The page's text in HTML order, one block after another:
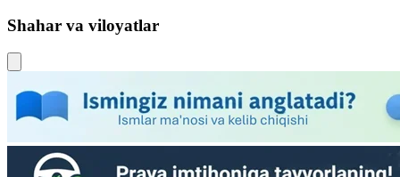
Shahar va viloyatlar